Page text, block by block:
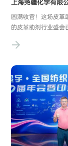
上海尧疆化学有限
圆满收官！这场皮革
的皮革助剂行业盛会
期待，为此次展会